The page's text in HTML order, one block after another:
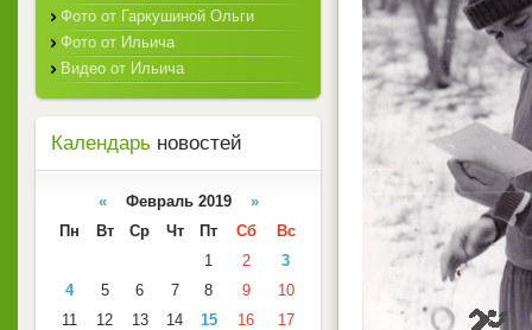
Фото от Гаркушиной Ольги
Фото от Ильича
Видео от Ильича
Календарь новостей
«Февраль 2019 »
Пн
Вт Ср Чт Пт Сб
Вс
1
2
3
4
5 6 7 8 9
10
11
12 13 14 15 16
17